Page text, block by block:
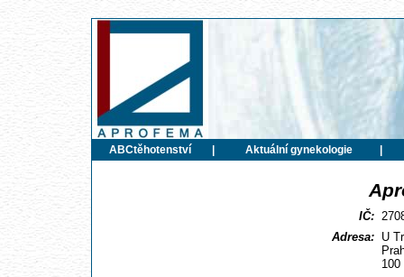
ABCtěhotenství Aktuální gynekologie
IČ:
Adresa: U
100